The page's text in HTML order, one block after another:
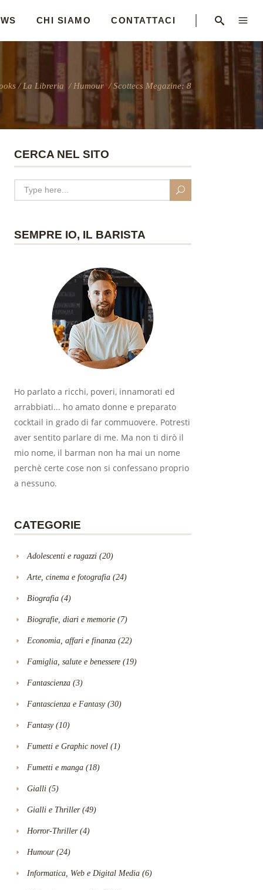
CHI SIAMO CONTATTACI
/La Libreria / Humour /Scottecs Megazine: 8
CERCA NEL SITO
SEMPRE IO, IL BARISTA
Ho parlato a ricchi, poveri, innamorati ed
arrabbiati... ho amato donne e preparato
cocktail in grado di far commuovere. Potresti
aver sentito parlare di me. Ma non ti dirò il
mio nome, il barman non ha mai un nome
perchè certe cose non si confessano proprio
a nessuno.
CATEGORIE
Adolescenti e ragazzi (20)
Arte, cinema e fotografia (24)
Biografia (4)
Biografie, diari e memorie (7)
Economia, affari e finanza (22)
Famiglia, salute e benessere (19)
Fantascienza (3)
Fantascienza e Fantasy(30)
Fantasy(10)
Fumetti e Graphic novel (1)
Fumetti e manga (18)
Gialli (5)
Gialli e Thriller(49)
Horror-Thriller(4)
Humour(24)
Informatica, Web e Digital Media (6)